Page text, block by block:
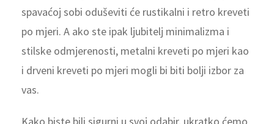
spavaćoj sobi oduševiti će rustikalni i retro kreveti
po mjeri. A ako ste ipak ljubitelj minimalizma i
stilske odmjerenosti, metalni kreveti po mjeri kao
i drveni kreveti po mjeri mogli bi biti bolji izbor za
vas.